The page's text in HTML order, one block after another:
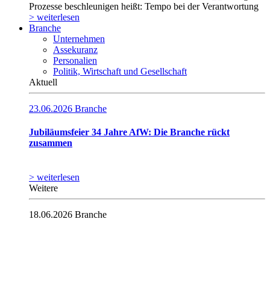
Prozesse beschleunigen heißt: Tempo bei der Verantwortung
> weiterlesen
Branche
Unternehmen
Assekuranz
Personalien
Politik, Wirtschaft und Gesellschaft
Aktuell
23.06.2026 Branche
Jubiläumsfeier 34 Jahre AfW: Die Branche rückt
zusammen
> weiterlesen
Weitere
18.06.2026 Branche